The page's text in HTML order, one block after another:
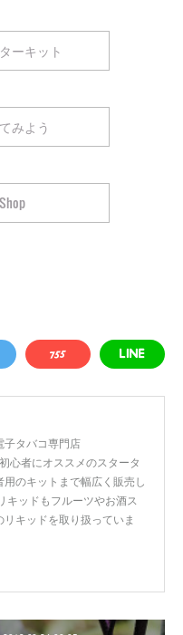
ーキット
みよう
子タバコ専門店
心者にオススメのスタータ
のキットまで幅広く販売し
キッドもフルーツやお酒ス
キッドを取り扱っていま